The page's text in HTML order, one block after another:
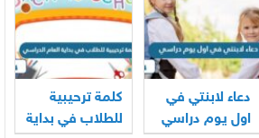
دعاء لابنتي في
اول يوم دراسي
كلمة ترحيبية
للطلاب في بداية